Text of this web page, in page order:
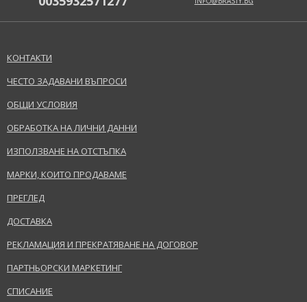
КОНТАКТИ
ЧЕСТО ЗАДАВАНИ ВЪПРОСИ
ОБЩИ УСЛОВИЯ
ОБРАБОТКА НА ЛИЧНИ ДАННИ
ИЗПОЛЗВАНЕ НА ОТСТЪПКА
МАРКИ, КОИТО ПРОДАВАМЕ
ПРЕГЛЕД
ДОСТАВКА
РЕКЛАМАЦИЯ И ПРЕКРАТЯВАНЕ НА ДОГОВОР
ПАРТНЬОРСКИ МАРКЕТИНГ
СПИСАНИЕ